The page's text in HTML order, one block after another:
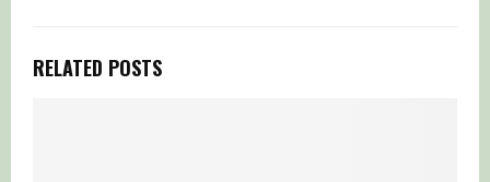
RELATED POSTS